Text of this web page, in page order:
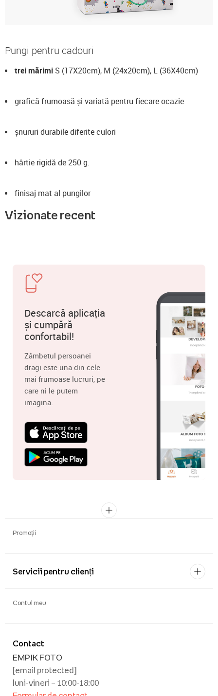
Pungi pentru cadouri
trei mărimi S (17X20cm), M (24x20cm), L (36X40cm)
grafică frumoasă și variată pentru fiecare ocazie
șnururi durabile diferite culori
hârtie rigidă de 250 g.
finisaj mat al pungilor
Vizionate recent
Descarcă aplicația
și cumpără
confortabil!
Zâmbetul persoanei
dragi este una din cele
mai frumoase lucruri, pe
care ni le putem
imagina.
Promoții
Servicii pentru clienți
Contact
EMPIK FOTO
[email protected]
luni-vineri – 10:00-18:00
Contul meu